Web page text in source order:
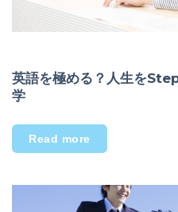
英語を極める？人生を
学
Read more